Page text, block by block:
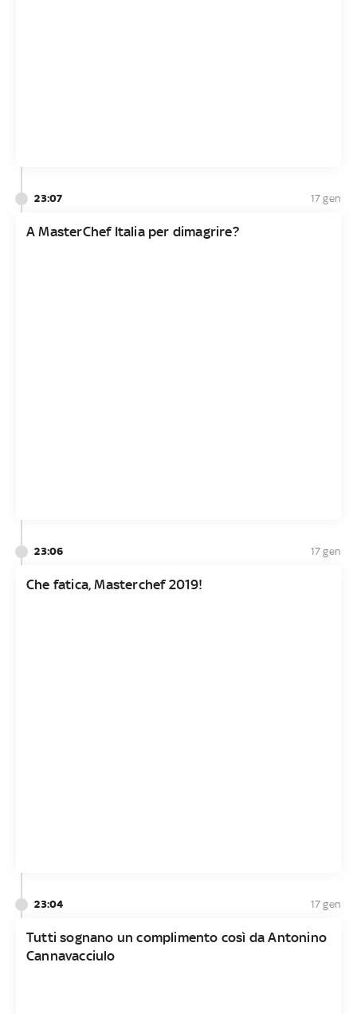
23:07 17 gen
A MasterChef Italia per dimagrire?
23:06 17 gen
Che fatica, Masterchef 2019!
23:04 17 gen
Tutti sognano un complimento così da Antonino
Cannavacciulo